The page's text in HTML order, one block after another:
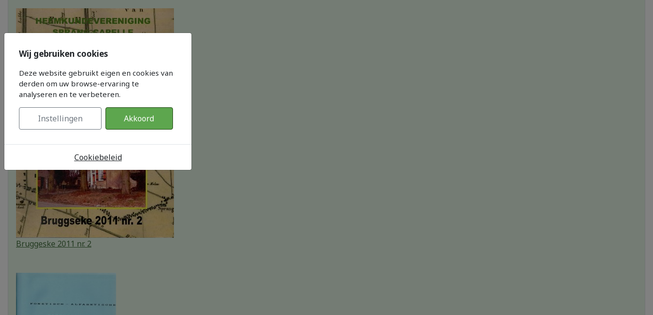
Bruggeske 2011 nr. 2
Wij gebruiken cookies
Deze website gebruikt eigen en cookies van
derden om uw browse-ervaring te
analyseren en te verbeteren.
Instellingen Akkoord
Cookiebeleid